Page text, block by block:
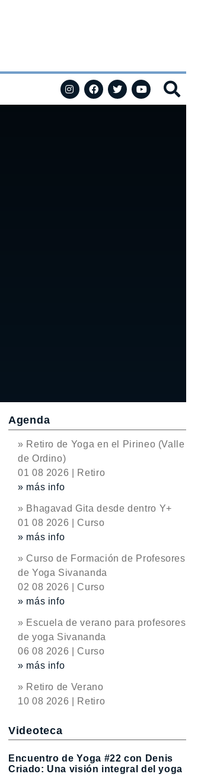
Agenda
» Retiro de Yoga en el Pirineo (Valle
de Ordino)
01 08 2026 | Retiro
» más info
» Bhagavad Gita desde dentro Y+
01 08 2026 | Curso
» más info
» Curso de Formación de Profesores
de Yoga Sivananda
02 08 2026 | Curso
» más info
» Escuela de verano para profesores
de yoga Sivananda
06 08 2026 | Curso
» más info
» Retiro de Verano
10 08 2026 | Retiro
Videoteca
Encuentro de Yoga #22 con Denis
Criado: Una visión integral del yoga